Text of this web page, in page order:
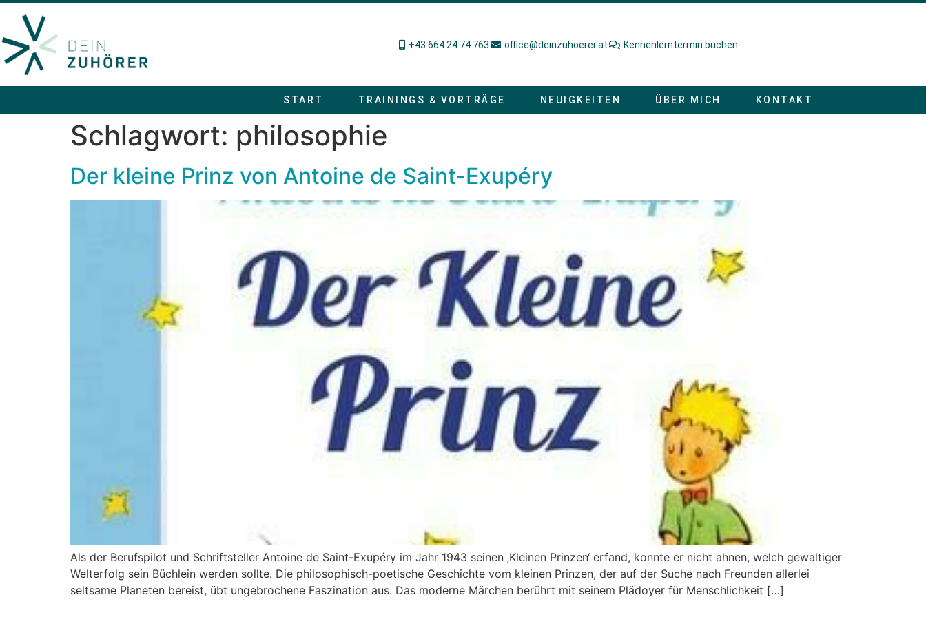
+43 664 24 74 763 office@deinzuhoerer.at Kennenlerntermin buchen
START TRAININGS & VORTRÄGE NEUIGKEITEN ÜBER MICH KONTAKT
Schlagwort: philosophie
Der kleine Prinz von Antoine de Saint-Exupéry
Als der Berufspilot und Schriftsteller Antoine de Saint-Exupéry im Jahr 1943 seinen ‚Kleinen Prinzen‘ erfand, konnte er nicht ahnen, welch gewaltiger
Welterfolg sein Büchlein werden sollte. Die philosophisch-poetische Geschichte vom kleinen Prinzen, der auf der Suche nach Freunden allerlei
seltsame Planeten bereist, übt ungebrochene Faszination aus. Das moderne Märchen berührt mit seinem Plädoyer für Menschlichkeit […]